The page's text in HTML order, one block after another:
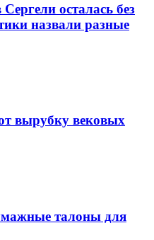
осталась без
назвали разные
вырубку вековых
талоны для